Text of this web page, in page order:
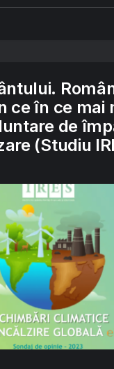
ce în ce mai
de
(Studiu